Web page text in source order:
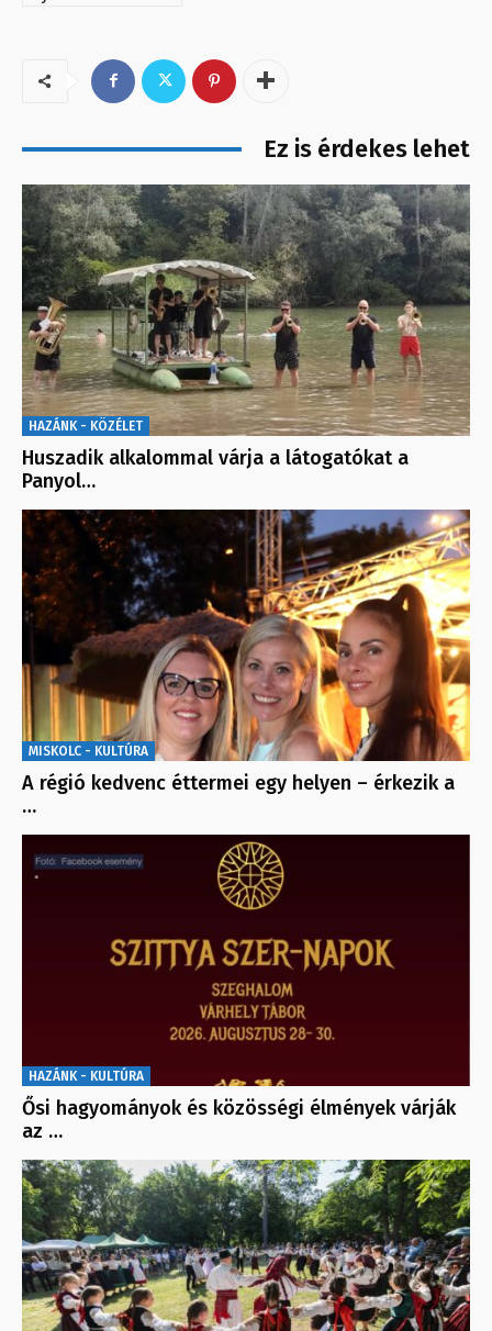
Ez is érdekes lehet
HAZÁNK - KÖZÉLET
Huszadik alkalommal várja a látogatókat a
Panyol…
MISKOLC - KULTÚRA
A régió kedvenc éttermei egy helyen – érkezik a
…
HAZÁNK - KULTÚRA
Ősi hagyományok és közösségi élmények várják
az …